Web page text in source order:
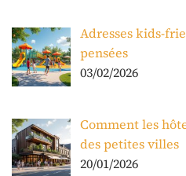
Adresses kids-
pensées
03/02/2026
Comment les
des petites villes
20/01/2026